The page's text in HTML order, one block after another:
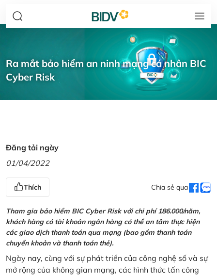
Ra mắt bảo hiểm an ninh mạng cá nhân BIC
Cyber Risk
Đăng tải ngày
01/04/2022
Thích Chia sẻ qua
Tham gia bảo hiểm BIC Cyber Risk với chi phí 186.000/năm,
khách hàng có tài khoản ngân hàng có thể an tâm thực hiện
các giao dịch thanh toán qua mạng (bao gồm thanh toán
chuyển khoản và thanh toán thẻ).
Ngày nay, cùng với sự phát triển của công nghệ số và sự
mở rộng của không gian mạng, các hình thức tấn công